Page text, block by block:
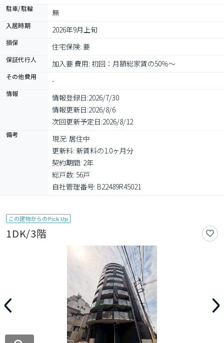
駐車/駐輪 無
入居時期 2026年9月上旬
損保 住宅保険: 要
保証代行人 加入要 費用: 初回：月額総家賃の50％～
その他費用 -
情報 情報登録日:2026/7/30
情報更新日:2026/8/6
次回更新予定日:2026/8/12
備考
現況: 居住中
更新料: 新賃料の1.0ヶ月分
契約期間: 2年
総戸数: 56戸
自社管理番号: B22489R45021
この建物からのPick Up
1DK/3階